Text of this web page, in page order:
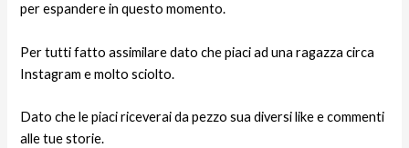
per espandere in questo momento.
Per tutti fatto assimilare dato che piaci ad una ragazza circa
Instagram e molto sciolto.
Dato che le piaci riceverai da pezzo sua diversi like e commenti
alle tue storie.